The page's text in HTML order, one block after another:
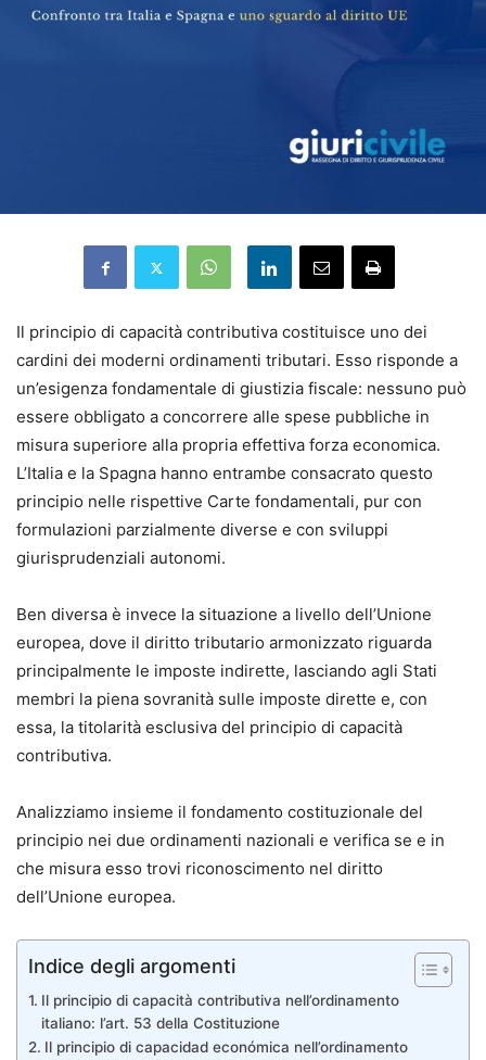
Il principio di capacità contributiva costituisce uno dei
cardini dei moderni ordinamenti tributari. Esso risponde a
un’esigenza fondamentale di giustizia fiscale: nessuno può
essere obbligato a concorrere alle spese pubbliche in
misura superiore alla propria effettiva forza economica.
L’Italia e la Spagna hanno entrambe consacrato questo
principio nelle rispettive Carte fondamentali, pur con
formulazioni parzialmente diverse e con sviluppi
giurisprudenziali autonomi.
Ben diversa è invece la situazione a livello dell’Unione
europea, dove il diritto tributario armonizzato riguarda
principalmente le imposte indirette, lasciando agli Stati
membri la piena sovranità sulle imposte dirette e, con
essa, la titolarità esclusiva del principio di capacità
contributiva.
Analizziamo insieme il fondamento costituzionale del
principio nei due ordinamenti nazionali e verifica se e in
che misura esso trovi riconoscimento nel diritto
dell’Unione europea.
Indice degli argomenti
Il principio di capacità contributiva nell’ordinamento
italiano: l’art. 53 della Costituzione
Il principio di capacidad económica nell’ordinamento